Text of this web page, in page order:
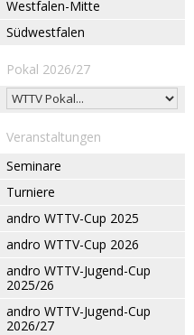
Westfalen-Mitte
Südwestfalen
Pokal 2026/27
Veranstaltungen
Seminare
Turniere
andro WTTV-Cup 2025
andro WTTV-Cup 2026
andro WTTV-Jugend-Cup
2025/26
andro WTTV-Jugend-Cup
2026/27